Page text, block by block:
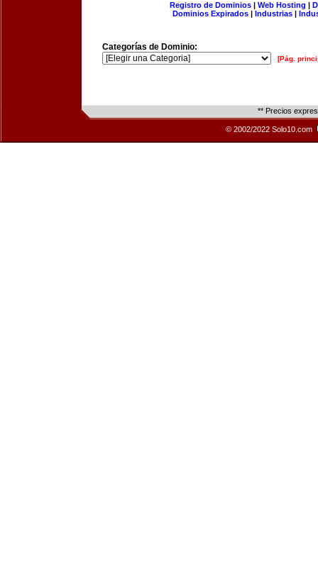
Registro de Dominios| Web Hosting |
Dominios Expirados | Industrias |
Categorías de Dominio:
[Pág.
** Precios
© 2002/2022 Solo10.com